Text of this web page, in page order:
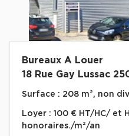
Bureaux A Louer
18 Rue Gay Lussac
Surface : 208 m², non
Loyer : 100 € HT/HC/ et
honoraires./m²/an